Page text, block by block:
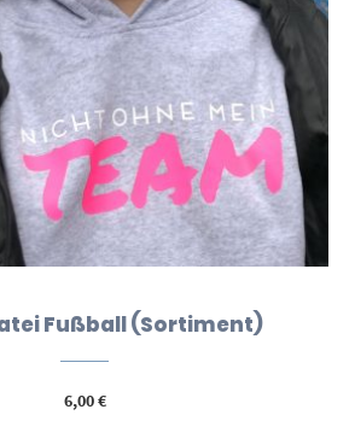
Fußball (Sortiment)
6,00€